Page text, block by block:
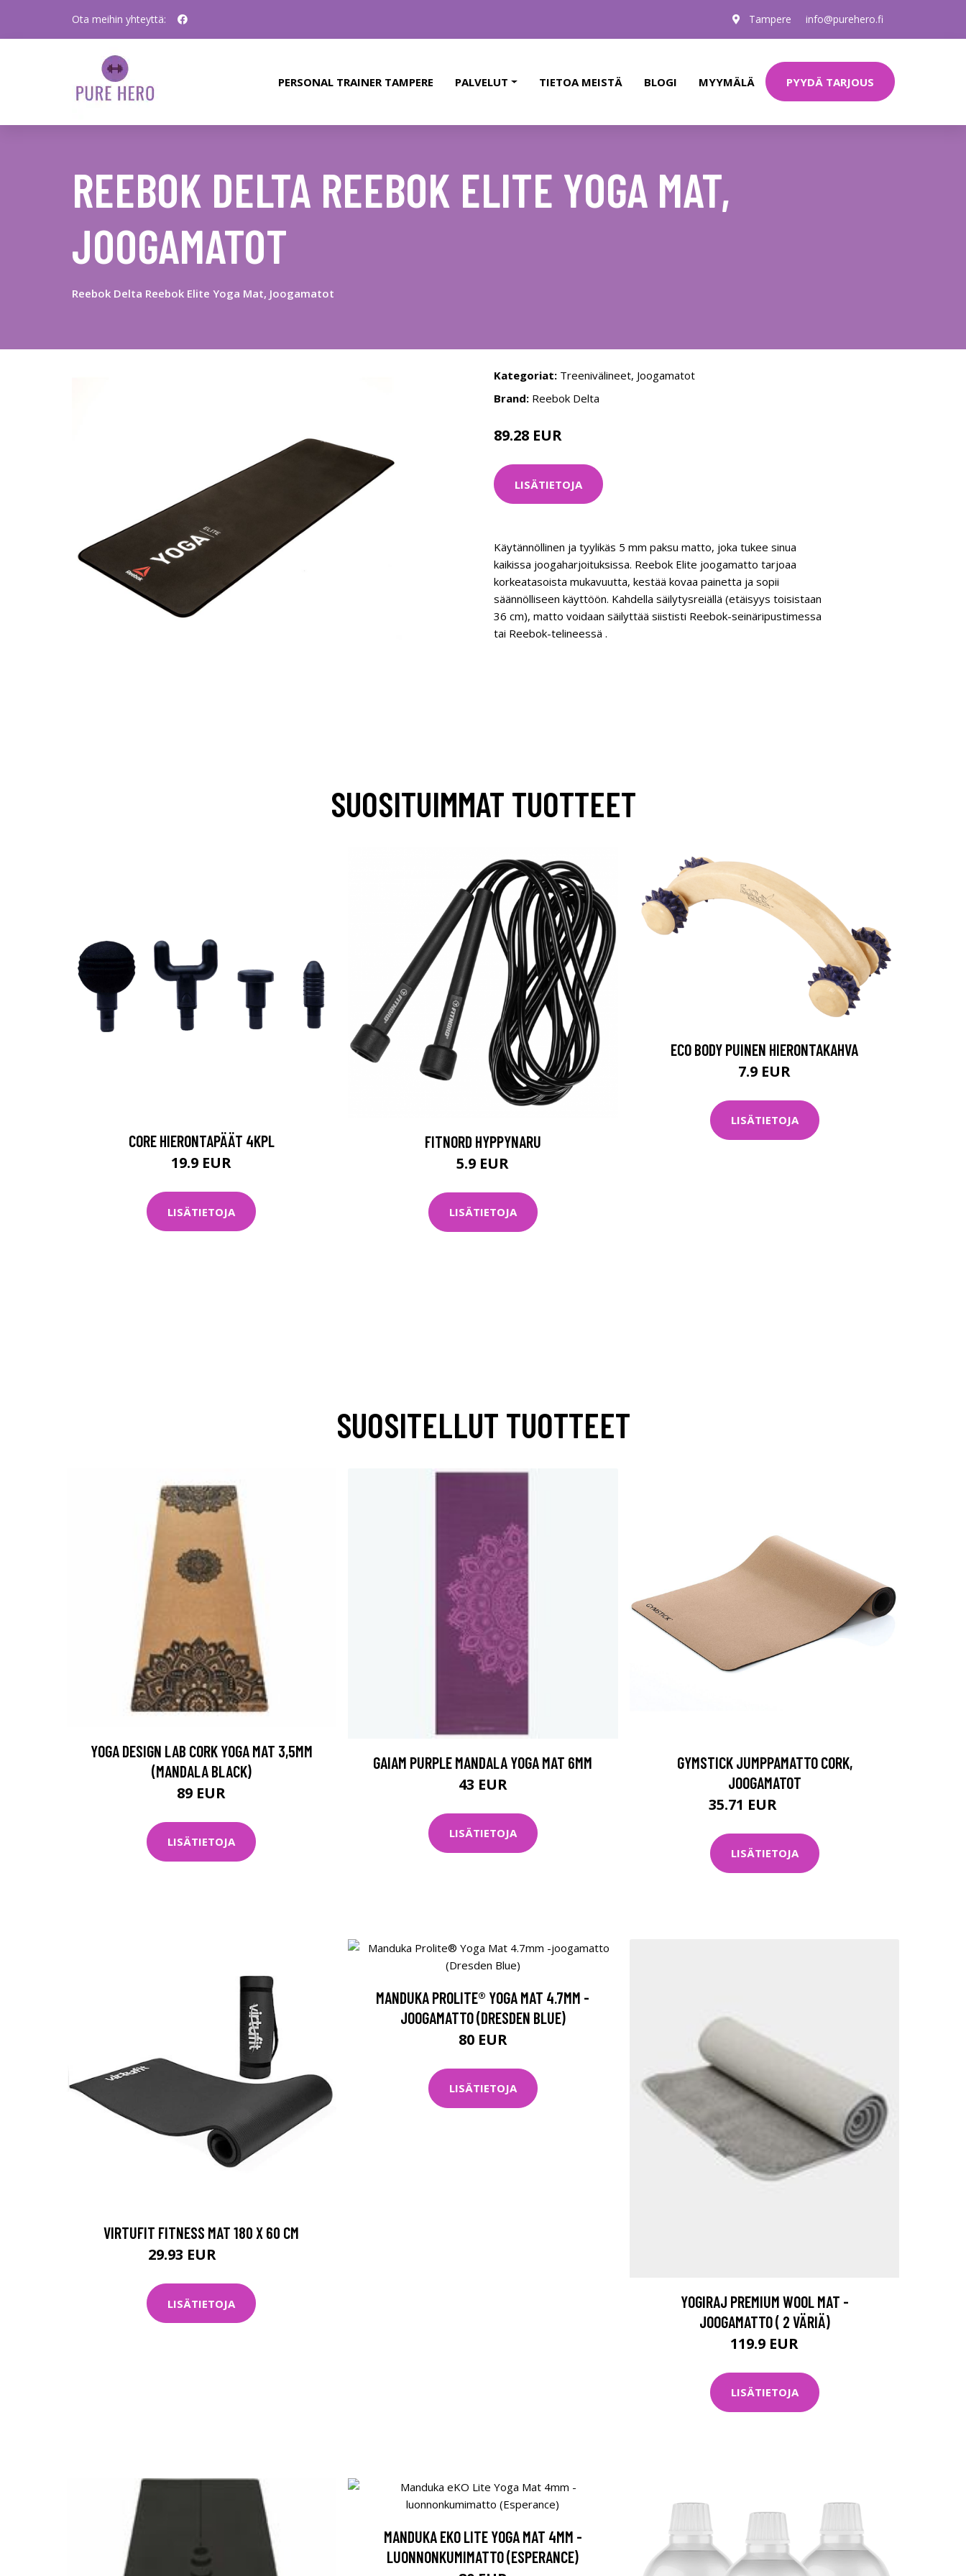
Ota meihin yhteyttä: Tampere info@purehero.fi
PERSONAL TRAINER TAMPERE PALVELUT TIETOA MEISTÄ BLOGI MYYMÄLÄ PYYDÄ TARJOUS
REEBOK DELTA REEBOK ELITE YOGA MAT,
JOOGAMATOT
Reebok Delta Reebok Elite Yoga Mat, Joogamatot
Kategoriat: Treenivälineet, Joogamatot
Brand: Reebok Delta
89.28 EUR
LISÄTIETOJA
Käytännöllinen ja tyylikäs 5 mm paksu matto, joka tukee sinua
kaikissa joogaharjoituksissa. Reebok Elite joogamatto tarjoaa
korkeatasoista mukavuutta, kestää kovaa painetta ja sopii
säännölliseen käyttöön. Kahdella säilytysreiällä (etäisyys toisistaan
36 cm), matto voidaan säilyttää siististi Reebok-seinäripustimessa
tai Reebok-telineessä .
SUOSITUIMMAT TUOTTEET
CORE HIERONTAPÄÄT 4KPL
19.9 EUR
LISÄTIETOJA
FITNORD HYPPYNARU
5.9 EUR
LISÄTIETOJA
ECO BODY PUINEN HIERONTAKAHVA
7.9 EUR
LISÄTIETOJA
SUOSITELLUT TUOTTEET
YOGA DESIGN LAB CORK YOGA MAT 3,5MM
(MANDALA BLACK)
89 EUR
LISÄTIETOJA
GAIAM PURPLE MANDALA YOGA MAT 6MM
43 EUR
LISÄTIETOJA
GYMSTICK JUMPPAMATTO CORK,
JOOGAMATOT
35.71 EUR
LISÄTIETOJA
VIRTUFIT FITNESS MAT 180 X 60 CM
29.93 EUR
LISÄTIETOJA
MANDUKA PROLITE® YOGA MAT 4.7MM -
JOOGAMATTO (DRESDEN BLUE)
80 EUR
LISÄTIETOJA
YOGIRAJ PREMIUM WOOL MAT -
JOOGAMATTO ( 2 VÄRIÄ)
119.9 EUR
LISÄTIETOJA
MANDUKA EKO LITE YOGA MAT 4MM -
LUONNONKUMIMATTO (ESPERANCE)